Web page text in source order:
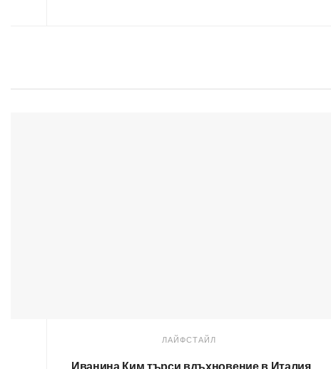
ЛАЙФСТАЙЛ
Иванина Ким търси вдъхновение в Италия